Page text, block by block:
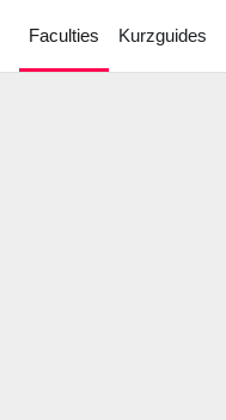
Faculties
Kurzguides